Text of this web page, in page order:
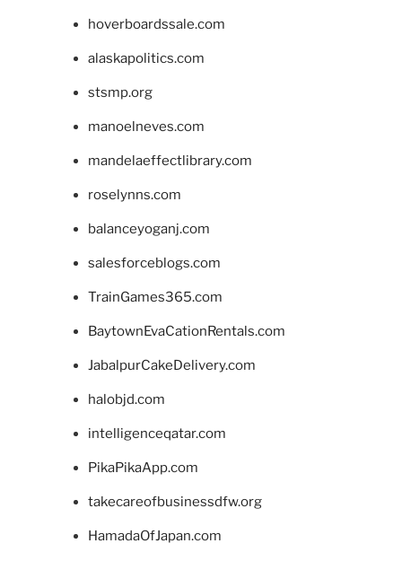
hoverboardssale.com
alaskapolitics.com
stsmp.org
manoelneves.com
mandelaeffectlibrary.com
roselynns.com
balanceyoganj.com
salesforceblogs.com
TrainGames365.com
BaytownEvaCationRentals.com
JabalpurCakeDelivery.com
halobjd.com
intelligenceqatar.com
PikaPikaApp.com
takecareofbusinessdfw.org
HamadaOfJapan.com